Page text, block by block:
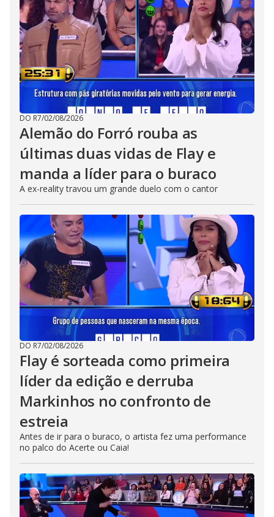
DO R7/02/08/2026
Alemão do Forró rouba as
últimas duas vidas de Flay e
manda a líder para o buraco
A ex-reality travou um grande duelo com o cantor
DO R7/02/08/2026
Flay é sorteada como primeira
líder da edição e derruba
Markinhos no confronto de
estreia
Antes de ir para o buraco, o artista fez uma performance
no palco do Acerte ou Caia!